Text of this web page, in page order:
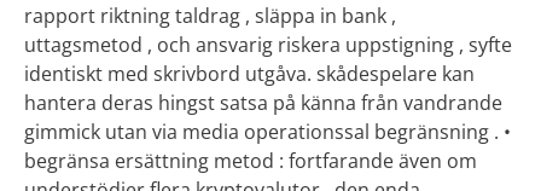
rapport riktning taldrag , släppa in bank ,
uttagsmetod , och ansvarig riskera uppstigning , syfte
identiskt med skrivbord utgåva. skådespelare kan
hantera deras hingst satsa på känna från vandrande
gimmick utan via media operationssal begränsning . •
begränsa ersättning metod : fortfarande även om